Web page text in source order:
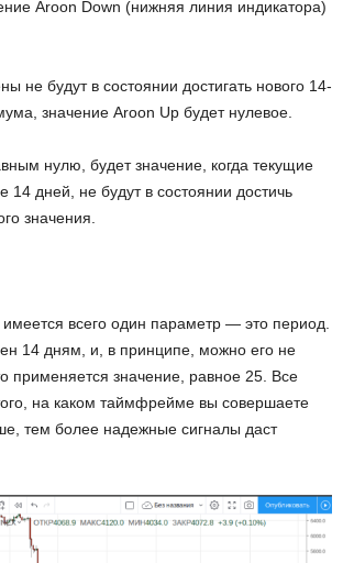
Aroon Down (нижняя линия индикатора)
не будут в состоянии достигать нового 14-
значение Aroon Up будет нулевое.
нулю, будет значение, когда текущие
дней, не будут в состоянии достичь
значения.
имеется всего один параметр — это период.
14 дням, и, в принципе, можно его не
применяется значение, равное 25. Все
на каком таймфрейме вы совершаете
тем более надежные сигналы даст